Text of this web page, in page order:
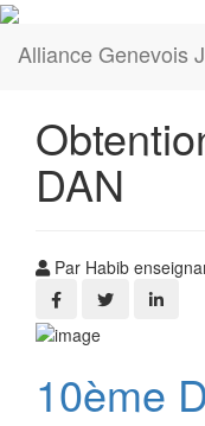
Alliance Genevois
DAN
Par Habib
10ème